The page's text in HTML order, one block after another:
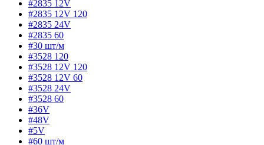
#2835 12V
#2835 12V 120
#2835 24V
#2835 60
#30 шт/м
#3528 120
#3528 12V 120
#3528 12V 60
#3528 24V
#3528 60
#36V
#48V
#5V
#60 шт/м